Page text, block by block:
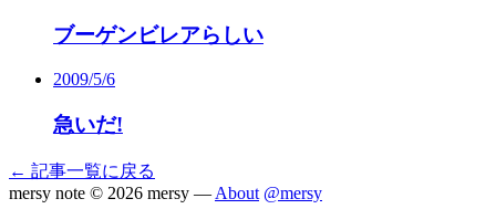
ブーゲンビレアらしい
2009/5/6
急いだ!
← 記事一覧に戻る
mersy note © 2026 mersy — About @mersy